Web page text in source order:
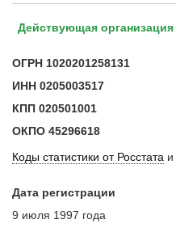
Действующая организация
ОГРН 1020201258131
ИНН 0205003517
КПП 020501001
ОКПО 45296618
Коды статистики от Росстата и
Дата регистрации
9 июля 1997 года